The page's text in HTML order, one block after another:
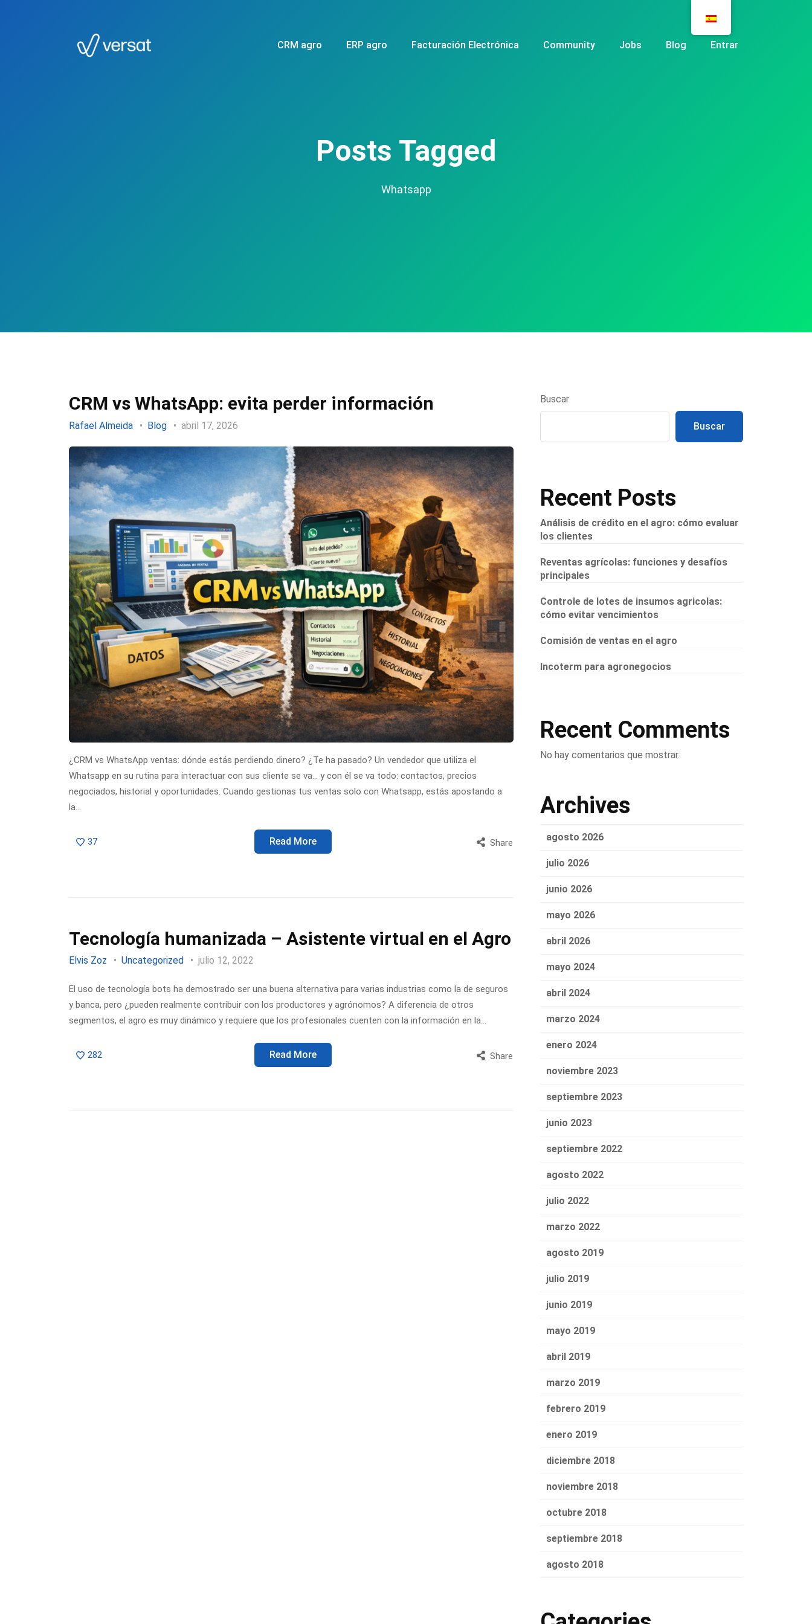
CRM agro ERP agro Facturación Electrónica Community Jobs Blog Entrar
Posts Tagged
Whatsapp
CRM vs WhatsApp: evita perder información
Rafael Almeida Blog abril 17, 2026
¿CRM vs WhatsApp ventas: dónde estás perdiendo dinero? ¿Te ha pasado? Un vendedor que utiliza el
Whatsapp en su rutina para interactuar con sus cliente se va… y con él se va todo: contactos, precios
negociados, historial y oportunidades. Cuando gestionas tus ventas solo con Whatsapp, estás apostando a
la…
37 Read More Share
Tecnología humanizada – Asistente virtual en el Agro
Elvis Zoz Uncategorized julio 12, 2022
El uso de tecnología bots ha demostrado ser una buena alternativa para varias industrias como la de seguros
y banca, pero ¿pueden realmente contribuir con los productores y agrónomos? A diferencia de otros
segmentos, el agro es muy dinámico y requiere que los profesionales cuenten con la información en la…
282 Read More Share
Buscar
Buscar
Recent Posts
Análisis de crédito en el agro: cómo evaluar
los clientes
Reventas agrícolas: funciones y desafíos
principales
Controle de lotes de insumos agricolas:
cómo evitar vencimientos
Comisión de ventas en el agro
Incoterm para agronegocios
Recent Comments
No hay comentarios que mostrar.
Archives
agosto 2026
julio 2026
junio 2026
mayo 2026
abril 2026
mayo 2024
abril 2024
marzo 2024
enero 2024
noviembre 2023
septiembre 2023
junio 2023
septiembre 2022
agosto 2022
julio 2022
marzo 2022
agosto 2019
julio 2019
junio 2019
mayo 2019
abril 2019
marzo 2019
febrero 2019
enero 2019
diciembre 2018
noviembre 2018
octubre 2018
septiembre 2018
agosto 2018